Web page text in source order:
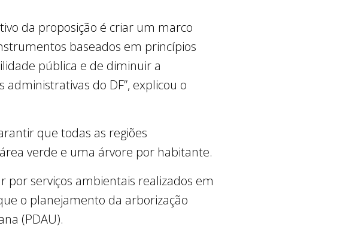
da proposição é criar um marco
baseados em princípios
pública e de diminuir a
do DF”, explicou o
que todas as regiões
verde e uma árvore por habitante.
por serviços ambientais realizados em
o planejamento da arborização
(PDAU).